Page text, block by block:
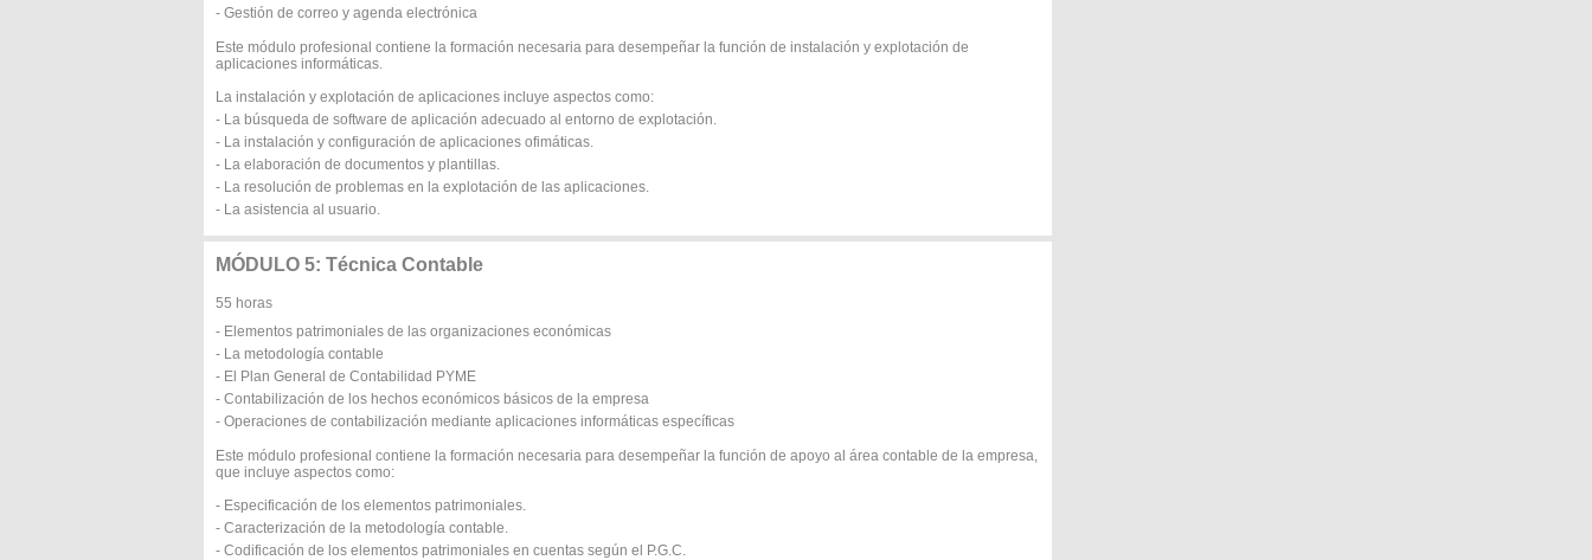
- Gestión de correo y agenda electrónica
Este módulo profesional contiene la formación necesaria para desempeñar la función de instalación y explotación de
aplicaciones informáticas.
La instalación y explotación de aplicaciones incluye aspectos como:
- La búsqueda de software de aplicación adecuado al entorno de explotación.
- La instalación y configuración de aplicaciones ofimáticas.
- La elaboración de documentos y plantillas.
- La resolución de problemas en la explotación de las aplicaciones.
- La asistencia al usuario.
MÓDULO 5: Técnica Contable
55 horas
- Elementos patrimoniales de las organizaciones económicas
- La metodología contable
- El Plan General de Contabilidad PYME
- Contabilización de los hechos económicos básicos de la empresa
- Operaciones de contabilización mediante aplicaciones informáticas específicas
Este módulo profesional contiene la formación necesaria para desempeñar la función de apoyo al área contable de la empresa,
que incluye aspectos como:
- Especificación de los elementos patrimoniales.
- Caracterización de la metodología contable.
- Codificación de los elementos patrimoniales en cuentas según el P.G.C.